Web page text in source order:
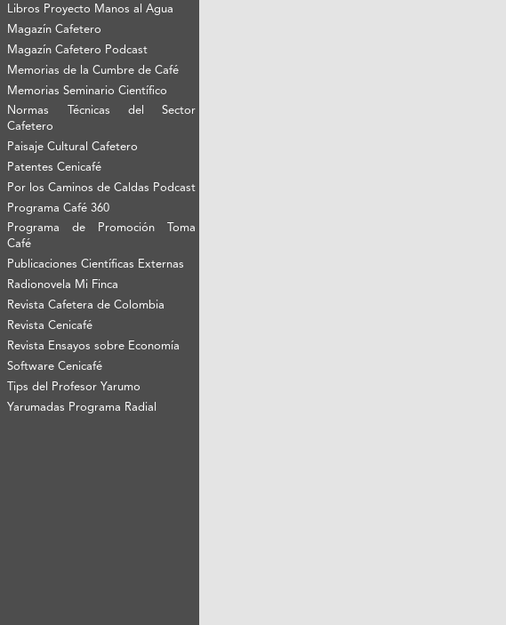
Libros Proyecto Manos al Agua
Magazín Cafetero
Magazín Cafetero Podcast
Memorias de la Cumbre de Café
Memorias Seminario Científico
Normas Técnicas del Sector
Cafetero
Paisaje Cultural Cafetero
Patentes Cenicafé
Por los Caminos de Caldas Podcast
Programa Café 360
Programa de Promoción Toma
Café
Publicaciones Científicas Externas
Radionovela Mi Finca
Revista Cafetera de Colombia
Revista Cenicafé
Revista Ensayos sobre Economía
Software Cenicafé
Tips del Profesor Yarumo
Yarumadas Programa Radial